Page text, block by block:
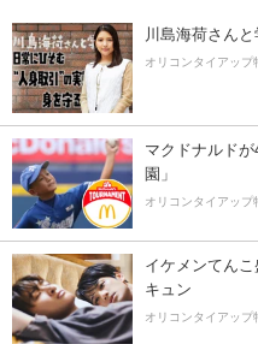
川島海荷さん
オリコンタイアップ
マクドナルド
園」
オリコンタイアップ
イケメンてん
キュン
オリコンタイアップ